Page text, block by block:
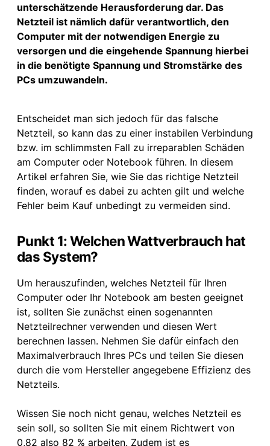
unterschätzende Herausforderung dar. Das
Netzteil ist nämlich dafür verantwortlich, den
Computer mit der notwendigen Energie zu
versorgen und die eingehende Spannung hierbei
in die benötigte Spannung und Stromstärke des
PCs umzuwandeln.
Entscheidet man sich jedoch für das falsche
Netzteil, so kann das zu einer instabilen Verbindung
bzw. im schlimmsten Fall zu irreparablen Schäden
am Computer oder Notebook führen. In diesem
Artikel erfahren Sie, wie Sie das richtige Netzteil
finden, worauf es dabei zu achten gilt und welche
Fehler beim Kauf unbedingt zu vermeiden sind.
Punkt 1: Welchen Wattverbrauch hat
das System?
Um herauszufinden, welches Netzteil für Ihren
Computer oder Ihr Notebook am besten geeignet
ist, sollten Sie zunächst einen sogenannten
Netzteilrechner verwenden und diesen Wert
berechnen lassen. Nehmen Sie dafür einfach den
Maximalverbrauch Ihres PCs und teilen Sie diesen
durch die vom Hersteller angegebene Effizienz des
Netzteils.
Wissen Sie noch nicht genau, welches Netzteil es
sein soll, so sollten Sie mit einem Richtwert von
0,82 also 82 % arbeiten. Zudem ist es